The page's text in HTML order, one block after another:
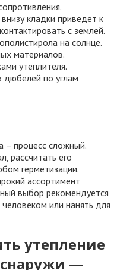
кладки приведет к
с землей.
на солнце.
материалов.
утеплителя.
по углам
– процесс сложный.
рассчитать его
герметизации.
ассортимент
выбор рекомендуется
или нанять для
утепление
—